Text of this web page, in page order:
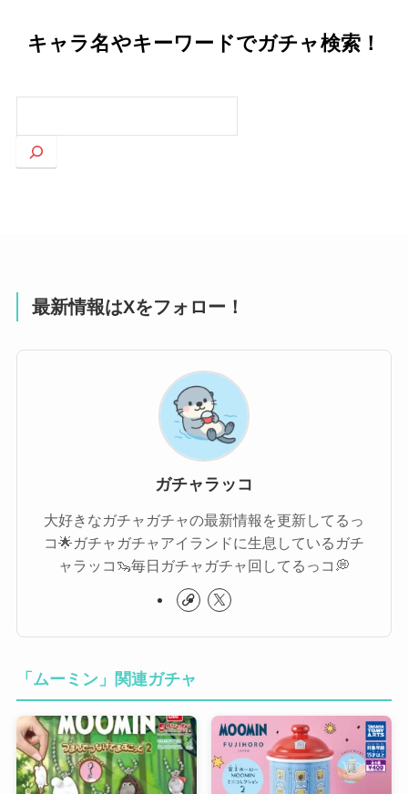
キャラ名やキーワードでガチャ検索！
索
最新情報はXをフォロー！
ガチャラッコ
大好きなガチャガチャの最新情報を更新してるっ
コ🌟ガチャガチャアイランドに生息しているガチ
ャラッコ🦦毎日ガチャガチャ回してるっコ💭
「ムーミン」関連ガチャ